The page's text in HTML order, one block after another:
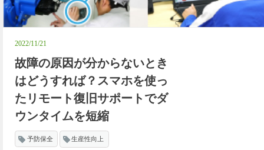
2022/11/21
故障の原因が分からないとき
はどうすれば？スマホを使っ
たリモート復旧サポートでダ
ウンタイムを短縮
予防保全 生産性向上